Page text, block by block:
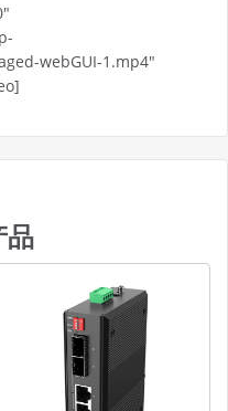
webGUI-1.mp4"
品